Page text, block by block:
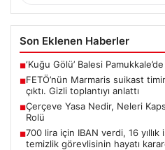
Son Eklenen Haberler
■‘Kuğu Gölü’ Balesi
■FETÖ’nün Marmaris suikast
çıktı. Gizli toplantıyı anlattı
■Çerçeve Yasa Nedir, Neleri
Rolü
■700 lira için IBAN verdi, 16
temizlik görevlisinin hayatı